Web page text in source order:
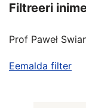
Filtreeri
Prof Paweł
Eemalda filter